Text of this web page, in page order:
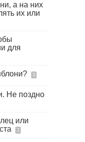
а на них
их или
для
3
Не поздно
или
2